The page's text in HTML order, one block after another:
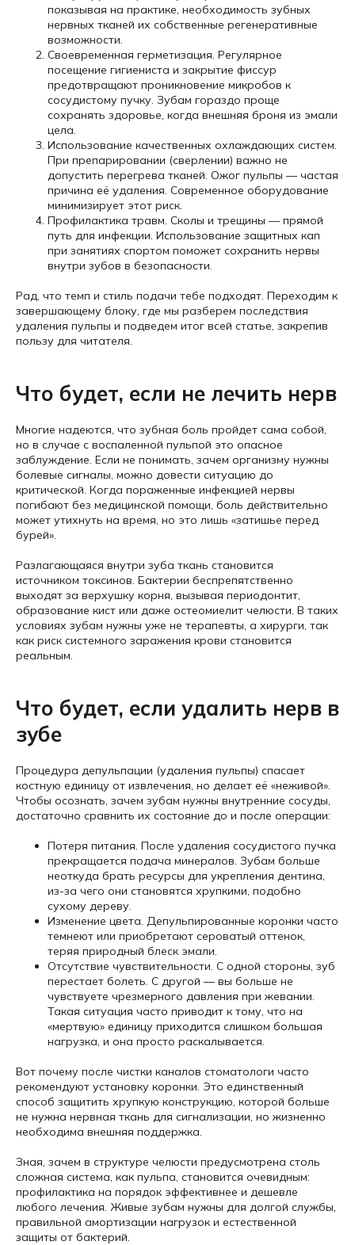
показывая на практике, необходимость зубных
нервных тканей их собственные регенеративные
возможности.
Своевременная герметизация. Регулярное
посещение гигиениста и закрытие фиссур
предотвращают проникновение микробов к
сосудистому пучку. Зубам гораздо проще
сохранять здоровье, когда внешняя броня из эмали
цела.
Использование качественных охлаждающих систем.
При препарировании (сверлении) важно не
допустить перегрева тканей. Ожог пульпы — частая
причина её удаления. Современное оборудование
минимизирует этот риск.
Профилактика травм. Сколы и трещины — прямой
путь для инфекции. Использование защитных кап
при занятиях спортом поможет сохранить нервы
внутри зубов в безопасности.
Рад, что темп и стиль подачи тебе подходят. Переходим к
завершающему блоку, где мы разберем последствия
удаления пульпы и подведем итог всей статье, закрепив
пользу для читателя.
Что будет, если не лечить нерв
Многие надеются, что зубная боль пройдет сама собой,
но в случае с воспаленной пульпой это опасное
заблуждение. Если не понимать, зачем организму нужны
болевые сигналы, можно довести ситуацию до
критической. Когда пораженные инфекцией нервы
погибают без медицинской помощи, боль действительно
может утихнуть на время, но это лишь «затишье перед
бурей».
Разлагающаяся внутри зуба ткань становится
источником токсинов. Бактерии беспрепятственно
выходят за верхушку корня, вызывая периодонтит,
образование кист или даже остеомиелит челюсти. В таких
условиях зубам нужны уже не терапевты, а хирурги, так
как риск системного заражения крови становится
реальным.
Что будет, если удалить нерв в
зубе
Процедура депульпации (удаления пульпы) спасает
костную единицу от извлечения, но делает её «неживой».
Чтобы осознать, зачем зубам нужны внутренние сосуды,
достаточно сравнить их состояние до и после операции:
Потеря питания. После удаления сосудистого пучка
прекращается подача минералов. Зубам больше
неоткуда брать ресурсы для укрепления дентина,
из-за чего они становятся хрупкими, подобно
сухому дереву.
Изменение цвета. Депульпированные коронки часто
темнеют или приобретают сероватый оттенок,
теряя природный блеск эмали.
Отсутствие чувствительности. С одной стороны, зуб
перестает болеть. С другой — вы больше не
чувствуете чрезмерного давления при жевании.
Такая ситуация часто приводит к тому, что на
«мертвую» единицу приходится слишком большая
нагрузка, и она просто раскалывается.
Вот почему после чистки каналов стоматологи часто
рекомендуют установку коронки. Это единственный
способ защитить хрупкую конструкцию, которой больше
не нужна нервная ткань для сигнализации, но жизненно
необходима внешняя поддержка.
Зная, зачем в структуре челюсти предусмотрена столь
сложная система, как пульпа, становится очевидным:
профилактика на порядок эффективнее и дешевле
любого лечения. Живые зубам нужны для долгой службы,
правильной амортизации нагрузок и естественной
защиты от бактерий.